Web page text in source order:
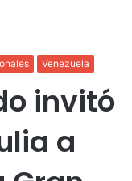
Venezuela
invitó
a